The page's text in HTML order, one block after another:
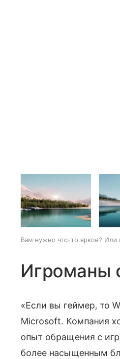
Вам нужно что-то яркое? Или
Игроманы
«Если вы геймер, то
Microsoft. Компания
опыт обращения с
более насыщенным